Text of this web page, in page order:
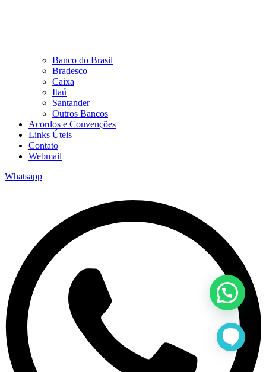
Banco do Brasil
Bradesco
Caixa
Itaú
Santander
Outros Bancos
Acordos e Convenções
Links Úteis
Contato
Webmail
Whatsapp